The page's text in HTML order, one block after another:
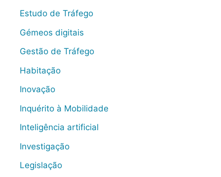
Estudo de Tráfego
Gémeos digitais
Gestão de Tráfego
Habitação
Inovação
Inquérito à Mobilidade
Inteligência artificial
Investigação
Legislação